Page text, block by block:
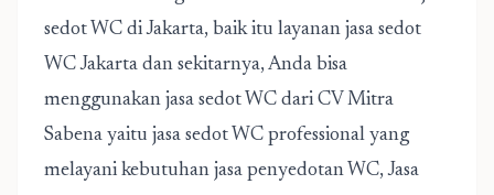
sedot WC di Jakarta, baik itu layanan jasa sedot
WC Jakarta dan sekitarnya, Anda bisa
menggunakan jasa sedot WC dari CV Mitra
Sabena yaitu jasa sedot WC professional yang
melayani kebutuhan jasa penyedotan WC, Jasa